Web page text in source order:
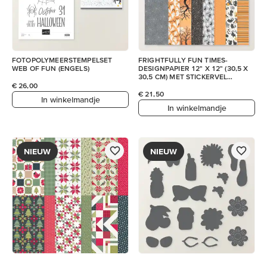
FOTOPOLYMEERSTEMPELSET
WEB OF FUN (ENGELS)
€ 26,00
In winkelmandje
FRIGHTFULLY FUN TIMES-
DESIGNPAPIER 12" X 12" (30,5 X
30,5 CM) MET STICKERVEL
€ 21,50
In winkelmandje
NIEUW NIEUW